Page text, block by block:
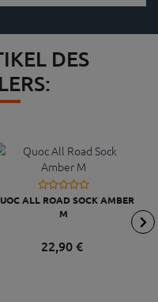
DES
ALL ROAD SOCK AMBER
M
22,90 €